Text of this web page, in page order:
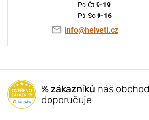
Po-Čt 9-19
Pá-So9-16
info@helveti.cz
% zákazníků náš obchod
doporučuje